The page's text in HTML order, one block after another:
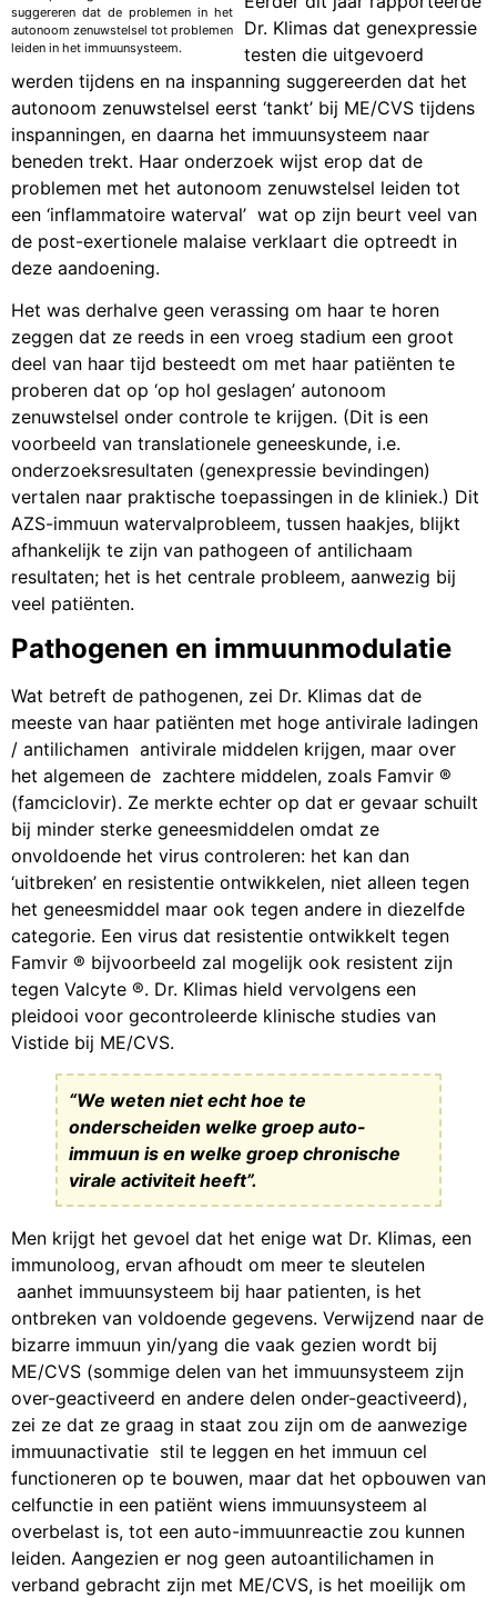
suggereren dat de problemen in het
autonoom zenuwstelsel tot problemen
leiden in het immuunsysteem.
Dr. Klimas dat genexpressie
testen die uitgevoerd
werden tijdens en na inspanning suggereerden dat het
autonoom zenuwstelsel eerst ‘tankt’ bij ME/CVS tijdens
inspanningen, en daarna het immuunsysteem naar
beneden trekt. Haar onderzoek wijst erop dat de
problemen met het autonoom zenuwstelsel leiden tot
een ‘inflammatoire waterval’ wat op zijn beurt veel van
de post-exertionele malaise verklaart die optreedt in
deze aandoening.
Het was derhalve geen verassing om haar te horen
zeggen dat ze reeds in een vroeg stadium een groot
deel van haar tijd besteedt om met haar patiënten te
proberen dat op ‘op hol geslagen’ autonoom
zenuwstelsel onder controle te krijgen. (Dit is een
voorbeeld van translationele geneeskunde, i.e.
onderzoeksresultaten (genexpressie bevindingen)
vertalen naar praktische toepassingen in de kliniek.) Dit
AZS-immuun watervalprobleem, tussen haakjes, blijkt
afhankelijk te zijn van pathogeen of antilichaam
resultaten; het is het centrale probleem, aanwezig bij
veel patiënten.
Pathogenen en immuunmodulatie
Wat betreft de pathogenen, zei Dr. Klimas dat de
meeste van haar patiënten met hoge antivirale ladingen
/ antilichamen antivirale middelen krijgen, maar over
het algemeen de zachtere middelen, zoals Famvir ®
(famciclovir). Ze merkte echter op dat er gevaar schuilt
bij minder sterke geneesmiddelen omdat ze
onvoldoende het virus controleren: het kan dan
‘uitbreken’ en resistentie ontwikkelen, niet alleen tegen
het geneesmiddel maar ook tegen andere in diezelfde
categorie. Een virus dat resistentie ontwikkelt tegen
Famvir ® bijvoorbeeld zal mogelijk ook resistent zijn
tegen Valcyte ®. Dr. Klimas hield vervolgens een
pleidooi voor gecontroleerde klinische studies van
Vistide bij ME/CVS.
“We weten niet echt hoe te
onderscheiden welke groep auto-
immuun is en welke groep chronische
virale activiteit heeft”.
Men krijgt het gevoel dat het enige wat Dr. Klimas, een
immunoloog, ervan afhoudt om meer te sleutelen
aanhet immuunsysteem bij haar patienten, is het
ontbreken van voldoende gegevens. Verwijzend naar de
bizarre immuun yin/yang die vaak gezien wordt bij
ME/CVS (sommige delen van het immuunsysteem zijn
over-geactiveerd en andere delen onder-geactiveerd),
zei ze dat ze graag in staat zou zijn om de aanwezige
immuunactivatie stil te leggen en het immuun cel
functioneren op te bouwen, maar dat het opbouwen van
celfunctie in een patiënt wiens immuunsysteem al
overbelast is, tot een auto-immuunreactie zou kunnen
leiden. Aangezien er nog geen autoantilichamen in
verband gebracht zijn met ME/CVS, is het moeilijk om